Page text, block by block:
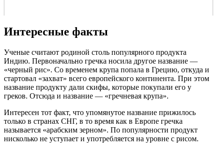
Интересные факты
Ученые считают родиной столь популярного продукта
Индию. Первоначально гречка носила другое название —
«черный рис». Со временем крупа попала в Грецию, откуда и
стартовал «захват» всего европейского континента. При этом
название продукту дали скифы, которые покупали его у
греков. Отсюда и название — «гречневая крупа».
Интересен тот факт, что упомянутое название прижилось
только в странах СНГ, в то время как в Европе гречка
называется «арабским зерном». По популярности продукт
нисколько не уступает и употребляется на уровне с рисом.